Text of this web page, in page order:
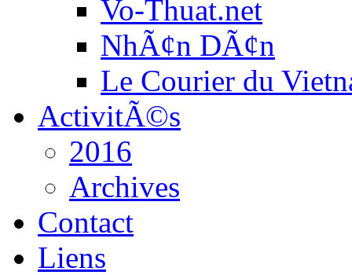
Vo-Thuat.net
NhÃ¢n DÃ¢n
Le Courier du
ActivitÃ©s
2016
Archives
Contact
Liens